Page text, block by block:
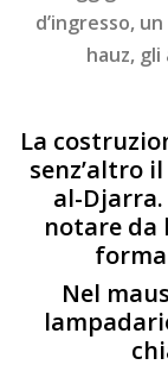
d’ingresso,
hauz, gli
La
senz’altro
al-
notare da
Nel